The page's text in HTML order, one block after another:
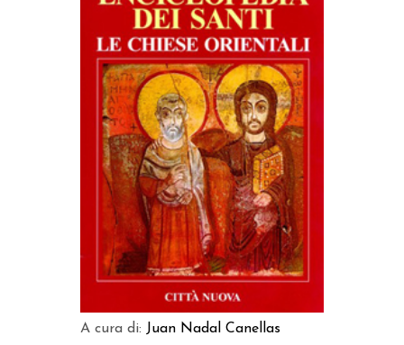
AGGIUNGI AL CARRELLO
A cura di: Juan Nadal Canellas